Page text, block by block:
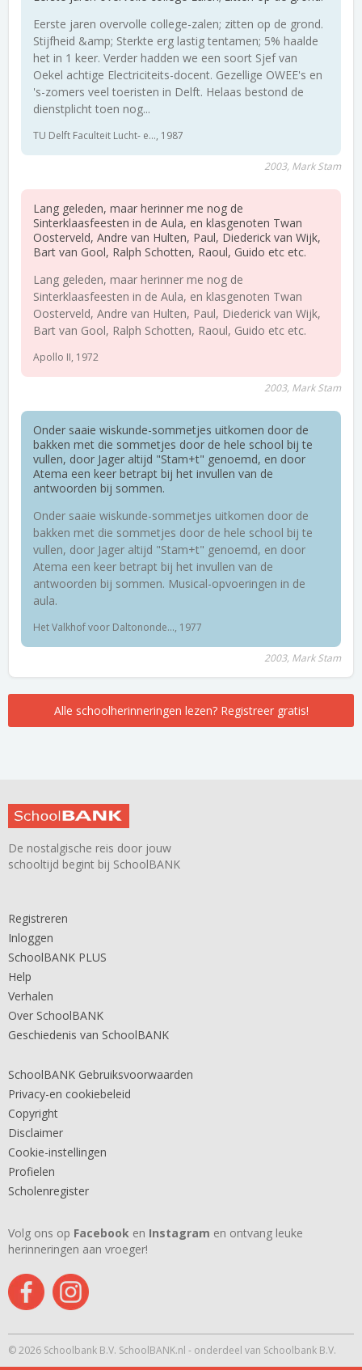
Eerste jaren overvolle college-zalen; zitten op de grond.
Stijfheid &amp; Sterkte erg lastig tentamen; 5% haalde
het in 1 keer. Verder hadden we een soort Sjef van
Oekel achtige Electriciteits-docent. Gezellige OWEE's en
's-zomers veel toeristen in Delft. Helaas bestond de
dienstplicht toen nog...
TU Delft Faculteit Lucht- e..., 1987
2003, Mark Stam
Lang geleden, maar herinner me nog de
Sinterklaasfeesten in de Aula, en klasgenoten Twan
Oosterveld, Andre van Hulten, Paul, Diederick van Wijk,
Bart van Gool, Ralph Schotten, Raoul, Guido etc etc.
Lang geleden, maar herinner me nog de
Sinterklaasfeesten in de Aula, en klasgenoten Twan
Oosterveld, Andre van Hulten, Paul, Diederick van Wijk,
Bart van Gool, Ralph Schotten, Raoul, Guido etc etc.
Apollo II, 1972
2003, Mark Stam
Onder saaie wiskunde-sommetjes uitkomen door de
bakken met die sommetjes door de hele school bij te
vullen, door Jager altijd "Stam+t" genoemd, en door
Atema een keer betrapt bij het invullen van de
antwoorden bij sommen.
Onder saaie wiskunde-sommetjes uitkomen door de
bakken met die sommetjes door de hele school bij te
vullen, door Jager altijd "Stam+t" genoemd, en door
Atema een keer betrapt bij het invullen van de
antwoorden bij sommen. Musical-opvoeringen in de
aula.
Het Valkhof voor Daltononde..., 1977
2003, Mark Stam
Alle schoolherinneringen lezen? Registreer gratis!
De nostalgische reis door jouw
schooltijd begint bij SchoolBANK
Registreren
Inloggen
SchoolBANK PLUS
Help
Verhalen
Over SchoolBANK
Geschiedenis van SchoolBANK
SchoolBANK Gebruiksvoorwaarden
Privacy-en cookiebeleid
Copyright
Disclaimer
Cookie-instellingen
Profielen
Scholenregister
Volg ons op Facebook en Instagram en ontvang leuke
herinneringen aan vroeger!
© 2026 Schoolbank B.V. SchoolBANK.nl - onderdeel van Schoolbank B.V.